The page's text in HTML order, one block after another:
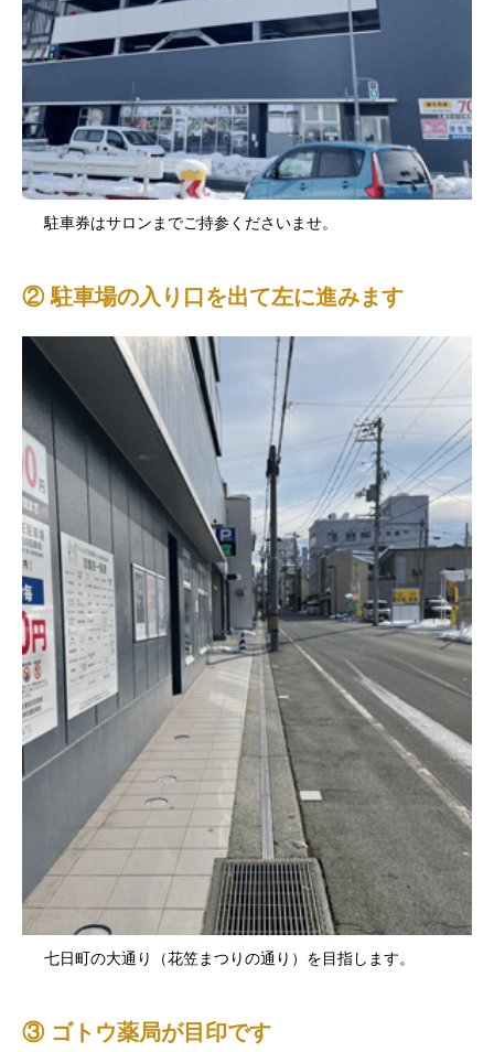
駐車券はサロンまでご持参くださいませ。
② 駐車場の入り口を出て左に進みます
七日町の大通り（花笠まつりの通り）を目指します。
③ ゴトウ薬局が目印です